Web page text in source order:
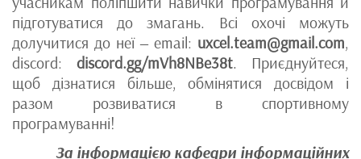
підготуватися до змагань. Всі охочі можуть
долучитися до неї ‒ email: uxcel.team@gmail.com,
discord: discord.gg/mVh8NBe38t. Приєднуйтеся,
щоб дізнатися більше, обмінятися досвідом і
разом розвиватися в спортивному
програмуванні!
За інформацією кафедри інформаційних